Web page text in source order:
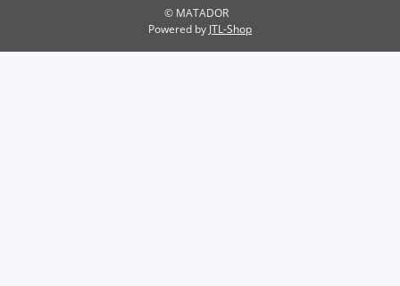
© MATADOR
Powered by JTL-Shop